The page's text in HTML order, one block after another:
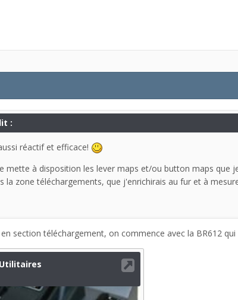
:
réactif et efficace!
mette à disposition les lever maps et/ou button maps que
la zone téléchargements, que j'enrichirais au fur et à
section téléchargement, on commence avec la BR612